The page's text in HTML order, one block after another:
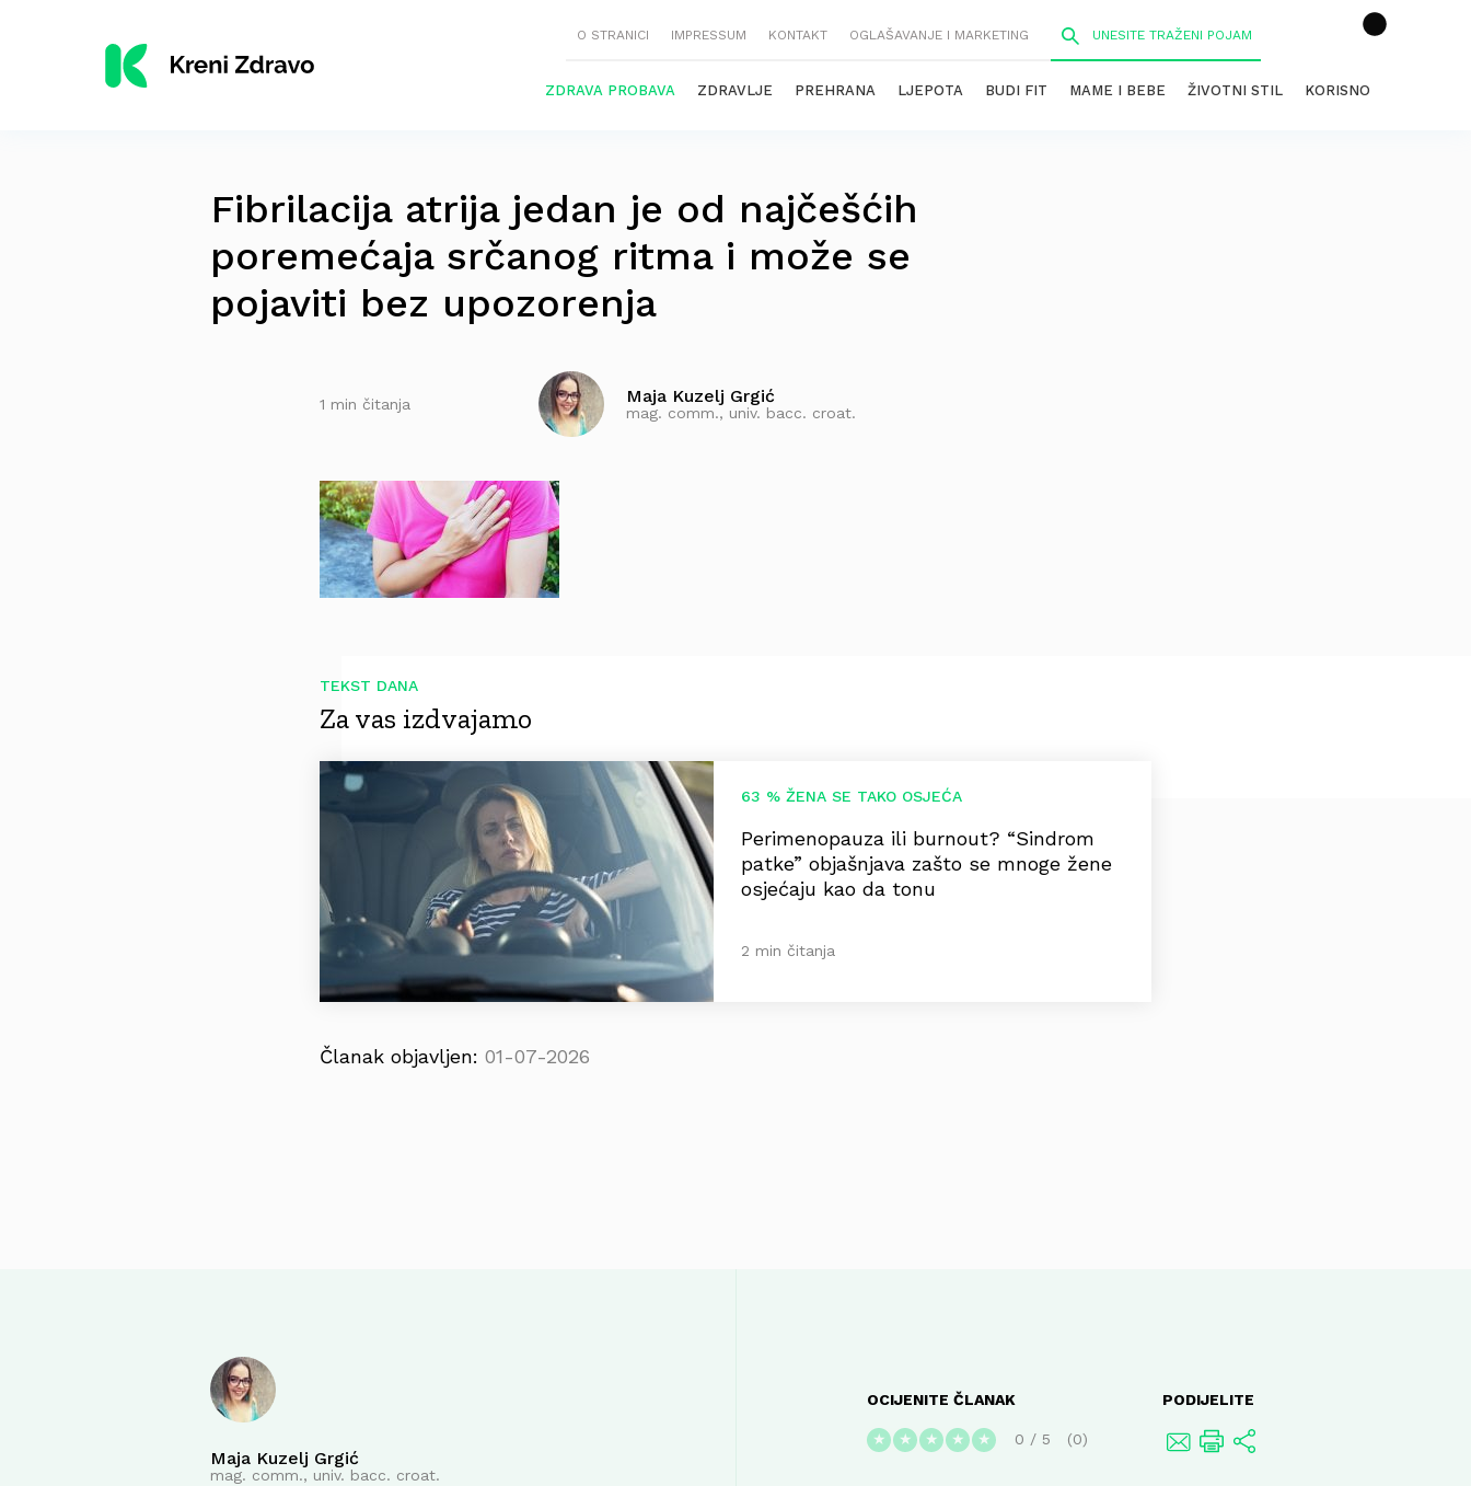
O STRANICI IMPRESSUM KONTAKT OGLAŠAVANJE I MARKETING
ZDRAVA PROBAVA ZDRAVLJE PREHRANA LJEPOTA BUDI FIT MAME I BEBE ŽIVOTNI STIL KORISNO
Fibrilacija atrija jedan je od najčešćih
poremećaja srčanog ritma i može se
pojaviti bez upozorenja
1 min čitanja Maja Kuzelj Grgić
mag. comm., univ. bacc. croat.
TEKST DANA
Za vas izdvajamo
63 % ŽENA SE TAKO OSJEĆA
Perimenopauza ili burnout? “Sindrom
patke” objašnjava zašto se mnoge žene
osjećaju kao da tonu
2 min čitanja
Članak objavljen: 01-07-2026
Maja Kuzelj Grgić
mag. comm., univ. bacc. croat.
OCIJENITE ČLANAK
★ ★ ★ ★ ★ 0 / 5 0
PODIJELITE